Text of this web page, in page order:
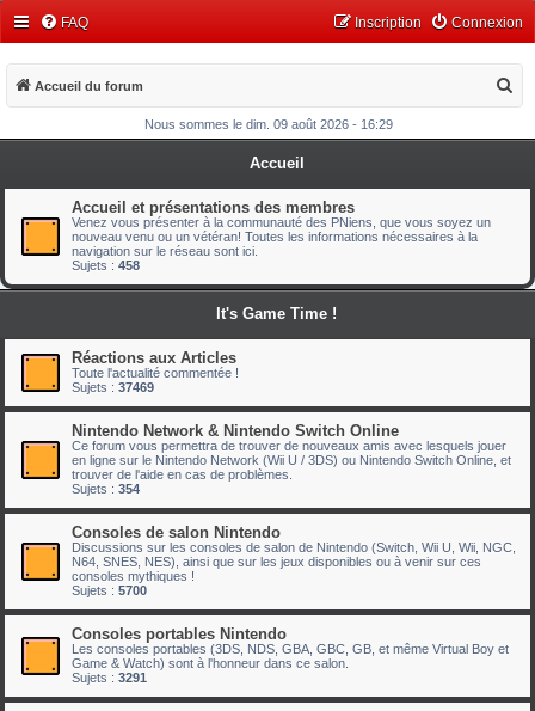
FAQ Connexion
Inscription
Accueil du forum
c
h
r
Nous sommes le dim. 09 août 2026 - 16:29
Accueil
Accueil et présentations des membres
Venez vous présenter à la communauté des PNiens, que vous soyez un
nouveau venu ou un vétéran! Toutes les informations nécessaires à la
navigation sur le réseau sont ici.
Sujets : 458
It's Game Time !
Réactions aux Articles
Toute l'actualité commentée !
Sujets : 37469
Nintendo Network & Nintendo Switch Online
Ce forum vous permettra de trouver de nouveaux amis avec lesquels jouer
en ligne sur le Nintendo Network (Wii U / 3DS) ou Nintendo Switch Online, et
trouver de l'aide en cas de problèmes.
Sujets : 354
Consoles de salon Nintendo
Discussions sur les consoles de salon de Nintendo (Switch, Wii U, Wii, NGC,
N64, SNES, NES), ainsi que sur les jeux disponibles ou à venir sur ces
consoles mythiques !
Sujets : 5700
Consoles portables Nintendo
Les consoles portables (3DS, NDS, GBA, GBC, GB, et même Virtual Boy et
Game & Watch) sont à l'honneur dans ce salon.
Sujets : 3291